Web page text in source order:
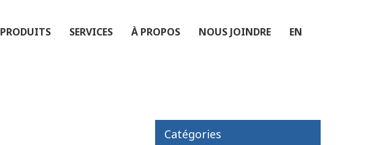
PRODUITS SERVICES À PROPOS NOUS JOINDRE EN
Catégories